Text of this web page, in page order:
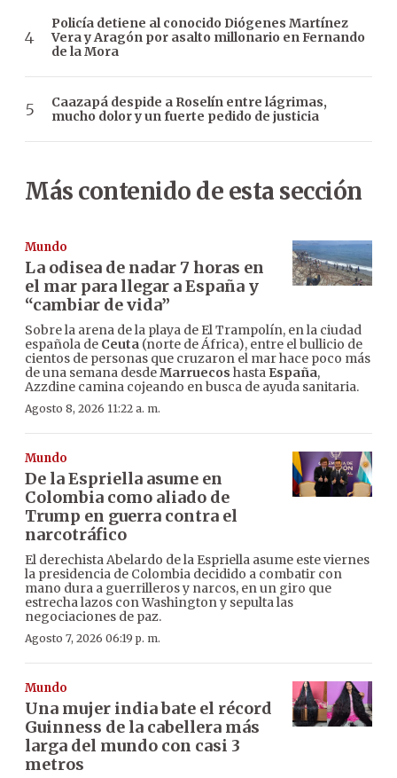
Policía detiene al conocido Diógenes Martínez
Vera y Aragón por asalto millonario en Fernando
de la Mora
Caazapá despide a Roselín entre lágrimas,
mucho dolor y un fuerte pedido de justicia
Más contenido de esta sección
Mundo
La odisea de nadar 7 horas en
el mar para llegar a España y
“cambiar de vida”
Sobre la arena de la playa de El Trampolín, en la ciudad
española de Ceuta (norte de África), entre el bullicio de
cientos de personas que cruzaron el mar hace poco más
de una semana desdeMarruecos hasta España,
Azzdine camina cojeando en busca de ayuda sanitaria.
Agosto 8, 2026 11:22 a. m.
Mundo
De la Espriella asume en
Colombia como aliado de
Trump en guerra contra el
narcotráfico
El derechista Abelardo de la Espriella asume este viernes
la presidencia de Colombia decidido a combatir con
mano dura a guerrilleros y narcos, en un giro que
estrecha lazos con Washington y sepulta las
negociaciones de paz.
Agosto 7, 2026 06:19 p. m.
Mundo
Una mujer india bate el récord
Guinness de la cabellera más
larga del mundo con casi 3
metros